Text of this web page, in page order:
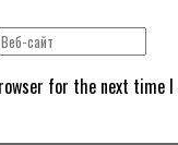
for the next time I